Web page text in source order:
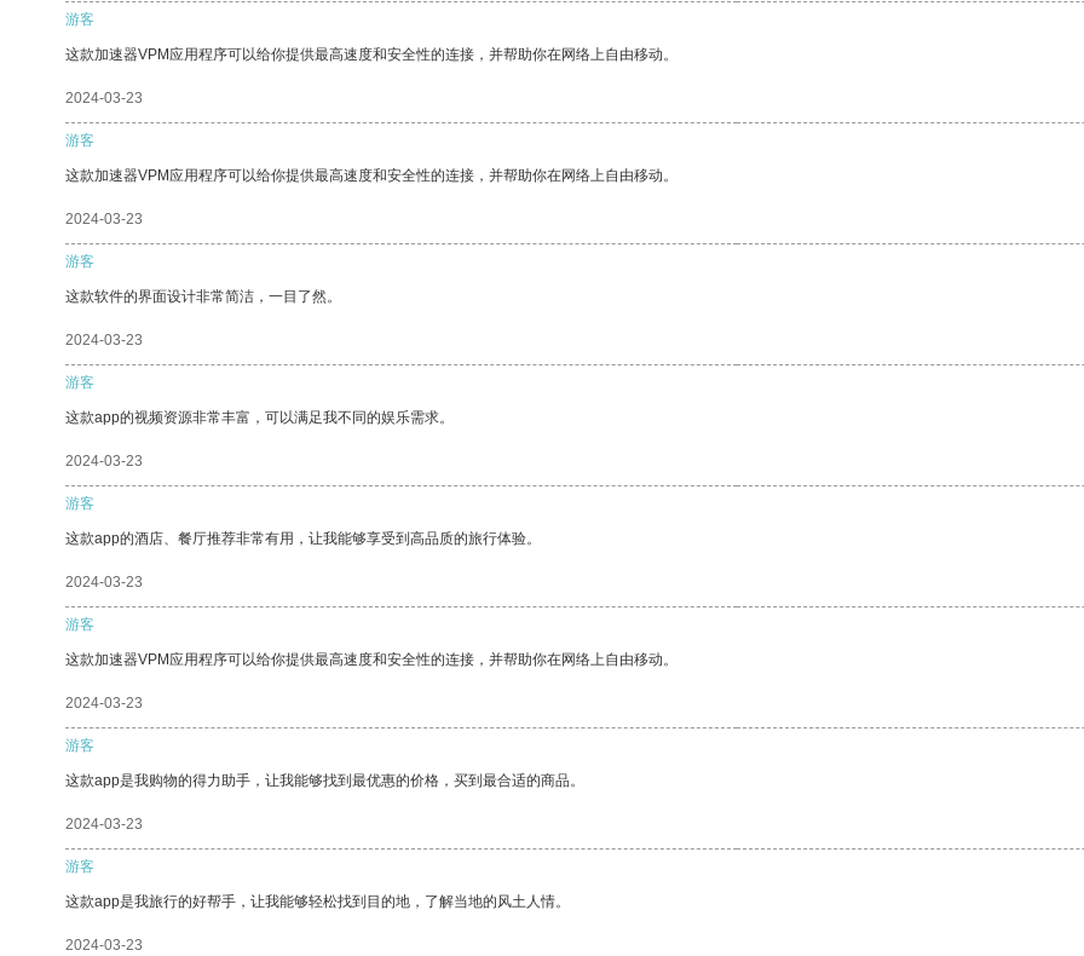
游客
这款加速器VPM应用程序可以给你提供最高速度和安全性的连接，并帮助你在网络上自由移动。
2024-03-23
游客
这款加速器VPM应用程序可以给你提供最高速度和安全性的连接，并帮助你在网络上自由移动。
2024-03-23
游客
这款软件的界面设计非常简洁，一目了然。
2024-03-23
游客
这款app的视频资源非常丰富，可以满足我不同的娱乐需求。
2024-03-23
游客
这款app的酒店、餐厅推荐非常有用，让我能够享受到高品质的旅行体验。
2024-03-23
游客
这款加速器VPM应用程序可以给你提供最高速度和安全性的连接，并帮助你在网络上自由移动。
2024-03-23
游客
这款app是我购物的得力助手，让我能够找到最优惠的价格，买到最合适的商品。
2024-03-23
游客
这款app是我旅行的好帮手，让我能够轻松找到目的地，了解当地的风土人情。
2024-03-23